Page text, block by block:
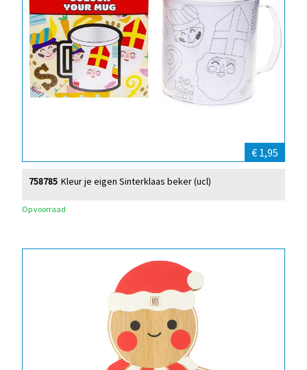
€ 1,95
Kleur je eigen Sinterklaas beker (ucl)
758785
Op voorraad